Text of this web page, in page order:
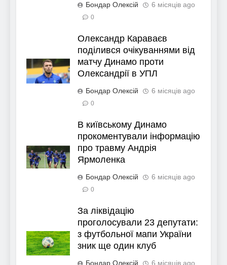
Бондар Олексій 6 місяців ago
0
Олександр Караваєв
поділився очікуваннями від
матчу Динамо проти
Олександрії в УПЛ
Бондар Олексій 6 місяців ago
0
В київському Динамо
прокоментували інформацію
про травму Андрія
Ярмоленка
Бондар Олексій 6 місяців ago
0
За ліквідацію
проголосували 23 депутати:
з футбольної мапи України
зник ще один клуб
Бондар Олексій 6 місяців ago